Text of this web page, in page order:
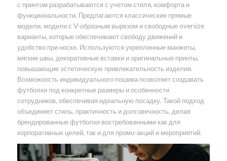
с принтом разрабатываются с учетом стиля, комфорта и
функциональности. Предлагаются классические прямые
модели, модели с V-образным вырезом и свободные oversize
варианты, которые обеспечивают свободу движений и
удобство при носке. Используются укрепленные манжеты,
мягкие швы, декоративные вставки и оригинальные принты,
повышающие эстетическую привлекательность изделия.
Возможность индивидуального пошива позволяет создавать
футболки под конкретные размеры и особенности
сотрудников, обеспечивая идеальную посадку. Такой подход
объединяет стиль, практичность и долговечность, делая
брендированные футболки востребованными как для
корпоративных целей, так и для промо-акций и мероприятий.